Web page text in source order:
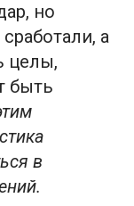
но
а
целы,
быть
в